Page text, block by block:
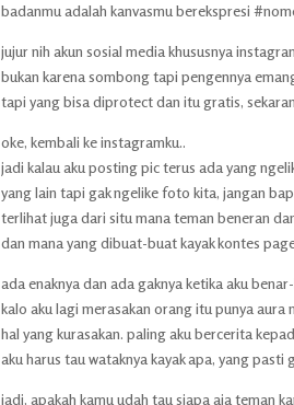
badanmu adalah kanvasmu berekspresi
jujur nih akun sosial media khususnya
bukan karena sombong tapi pengennya
tapi yang bisa diprotect dan itu gratis,
oke, kembali ke instagramku..
jadi kalau aku posting pic terus ada yang
yang lain tapi gak ngelike foto kita, jangan
terlihat juga dari situ mana teman beneran
dan mana yang dibuat-buat kayak kontes
ada enaknya dan ada gaknya ketika aku
kalo aku lagi merasakan orang itu punya
hal yang kurasakan. paling aku bercerita
aku harus tau wataknya kayak apa, yang pasti
jadi, apakah kamu udah tau siapa aja teman